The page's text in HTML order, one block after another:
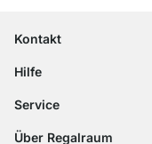
Kontakt
contact@regalraum.com
Kontaktformular
Hilfe
Häufige Fragen
Service
Regalplaner
Über Regalraum